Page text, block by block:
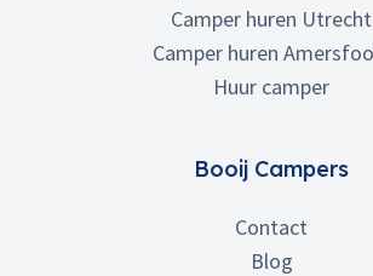
Camper huren Utrecht
Camper huren
Huur camper
Booij Campers
Contact
Blog